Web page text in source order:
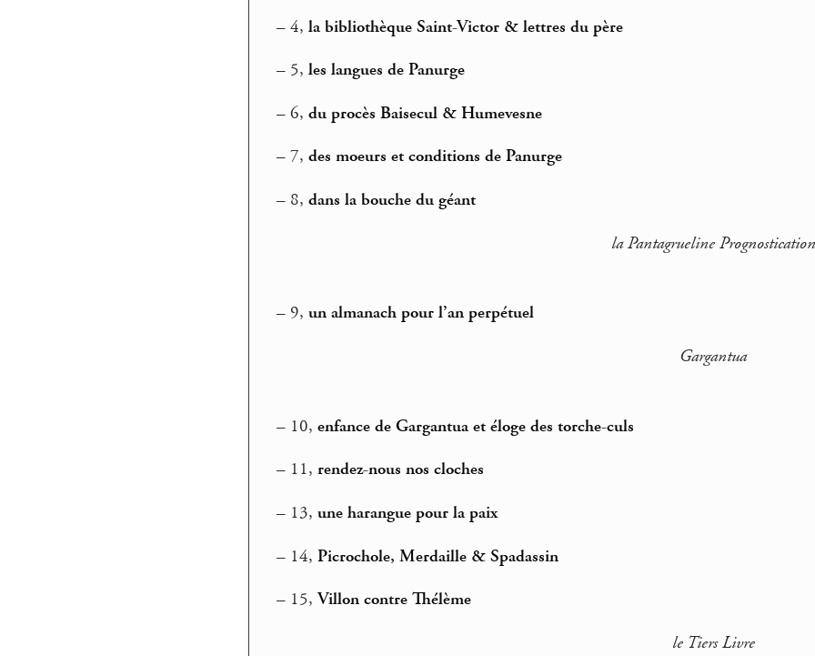
– 4, la bibliothèque Saint-Victor & lettres du père
– 5, les langues de Panurge
– 6, du procès Baisecul & Humevesne
– 7, des moeurs et conditions de Panurge
– 8, dans la bouche du géant
la Pantagrueline Prognostication
– 9, un almanach pour l’an perpétuel
Gargantua
– 10, enfance de Gargantua et éloge des torche-culs
– 11, rendez-nous nos cloches
– 13, une harangue pour la paix
– 14, Picrochole, Merdaille & Spadassin
– 15,Villon contre Thélème
le Tiers Livre